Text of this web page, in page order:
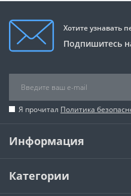
Хотите узнавать
Подпишитесь
Я прочитал Политика
Информация
Категории